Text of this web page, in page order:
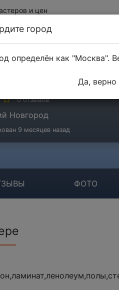
и цен
Александр
0 отзывов
Новгород
9 месяцев назад
ФОТО
город
определён как "Москва".
Да, верно